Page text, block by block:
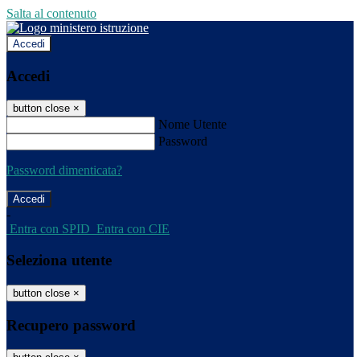
Salta al contenuto
Accedi
Accedi
button close ×
Nome Utente
Password
Password dimenticata?
-
Entra con SPID Entra con CIE
Seleziona utente
button close ×
Recupero password